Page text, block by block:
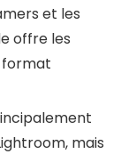
et les
offre les
format
mais